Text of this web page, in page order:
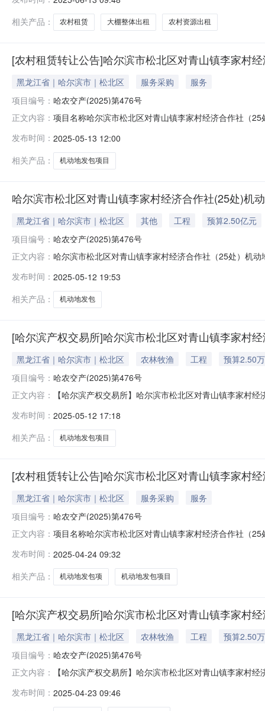
日至2025年6月23日账面值/报名截止时间2025年6月23
松北区
相关产品：
农村租赁 大棚整体出租 农村资源出租
[农村租赁转让公告]哈尔滨市松北区对青山镇李家村
黑龙江省｜哈尔滨市｜松北区 服务采购
服务
项目编号： 哈农交产(2025)第476号
正文内容： 项目名称哈尔滨市松北区对青山镇李家村经济合作社（
明及重大事项提示该项目25处标的，首次公告时间自
发布时间： 2025-05-13 12:00
相关产品：
机动地发包项目
哈尔滨市松北区对青山镇李家村经济合作社(25处)机
黑龙江省｜哈尔滨市｜松北区 其他 工程
预算2.50亿元
项目编号： 哈农交产(2025)第476号
正文内容： 哈尔滨市松北区对青山镇李家村经济合作社（25处）机
05-12交易方式拍卖转让说明事项详情见公告内容
发布时间： 2025-05-12 19:53
相关产品：
机动地发包
[哈尔滨产权交易所]哈尔滨市松北区对青山镇李家村
黑龙江省｜哈尔滨市｜松北区 农林牧渔 工程
预算2.50
项目编号： 哈农交产(2025)第476号
正文内容：
【哈尔滨产权交易所】哈尔滨市松北区对青山镇李家村
号重发公告第1次李家村机动地树西腰节22号重发公告第
次李家村委托坝北5号
发布时间： 2025-05-12 17:18
相关产品：
机动地发包项目
[农村租赁转让公告]哈尔滨市松北区对青山镇李家村
黑龙江省｜哈尔滨市｜松北区 服务采购
服务
项目编号： 哈农交产(2025)第476号
正文内容： 项目名称哈尔滨市松北区对青山镇李家村经济合作社（
明及重大事项提示1、标的面积与实测面积若有差异，不
发布时间： 2025-04-24 09:32
相关产品：
机动地发包项 机动地发包项目
[哈尔滨产权交易所]哈尔滨市松北区对青山镇李家村
黑龙江省｜哈尔滨市｜松北区 农林牧渔 工程
预算2.50
项目编号： 哈农交产(2025)第476号
正文内容：
【哈尔滨产权交易所】哈尔滨市松北区对青山镇李家村
屯机动地地洼地11号李家村校园地12号李家村校园地13
发布时间： 2025-04-23 09:46